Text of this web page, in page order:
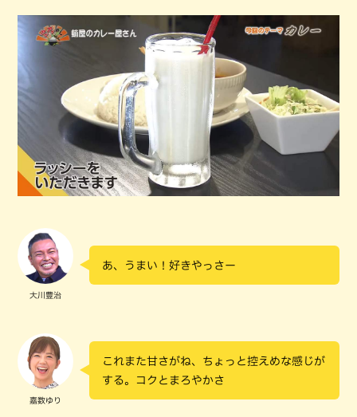
大川豊治
あ、うまい！好きやっさー
嘉数ゆり
これまた甘さがね、ちょっと控えめな感じが
する。コクとまろやかさ